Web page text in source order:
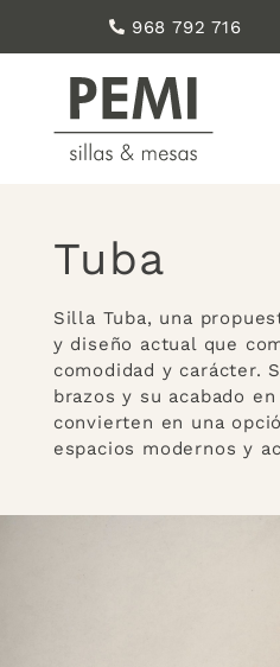
968 792 716
Tuba
Silla Tuba, una
y diseño actual que
comodidad y carácter.
brazos y su acabado
convierten en una
espacios modernos y